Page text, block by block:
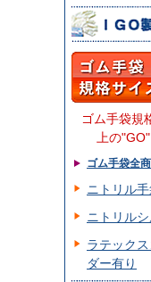
ゴム手袋規
上の
ゴム手袋全
ニトリル
ニトリル
ラテック
ダー有り